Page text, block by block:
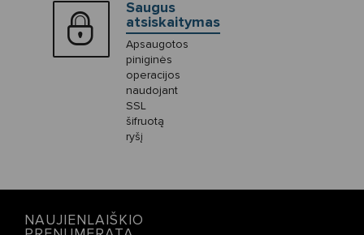
Saugus
atsiskaitymas
Apsaugotos
piniginės
operacijos
naudojant
SSL
šifruotą
ryšį
NAUJIENLAIŠKIO